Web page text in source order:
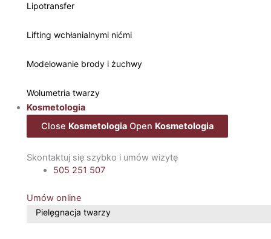
Lipotransfer
Lifting wchłanialnymi nićmi
Modelowanie brody i żuchwy
Wolumetria twarzy
Kosmetologia
Close Kosmetologia Open Kosmetologia
Skontaktuj się szybko i umów wizytę
505 251 507
Umów online
Pielęgnacja twarzy